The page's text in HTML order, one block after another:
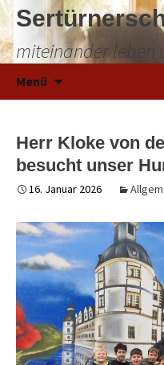
miteinander leben
Menü
Herr Kloke von
besucht unser
16. Januar 2026